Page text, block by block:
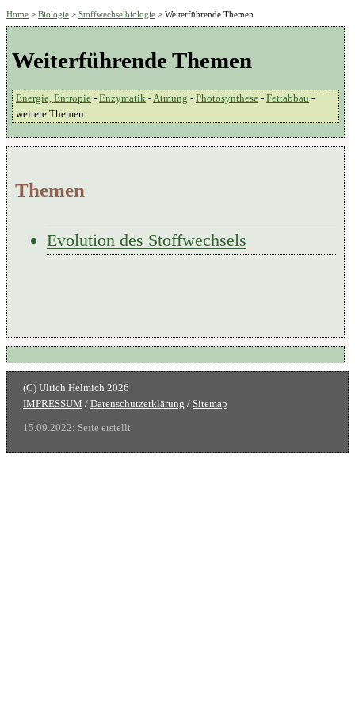
Home > Biologie > Stoffwechselbiologie > Weiterführende Themen
Weiterführende Themen
Energie, Entropie -Enzymatik - Atmung -Photosynthese -Fettabbau -
weitere Themen
Themen
Evolution des Stoffwechsels
IMPRESSUM / Datenschutzerklärung / Sitemap
15.09.2022: Seite erstellt.